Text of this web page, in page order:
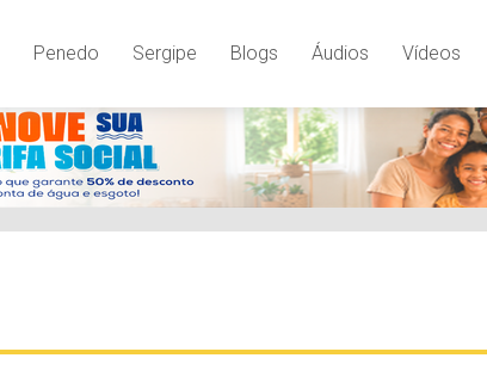
Penedo Sergipe Blogs Áudios Vídeos